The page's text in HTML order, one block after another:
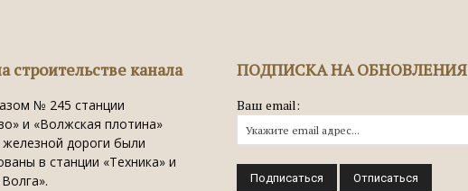
строительстве канала
№ 245 станции
и «Волжская плотина»
дороги были
в станции «Техника» и
ПОДПИСКА НА ОБНОВЛЕНИЯ
Ваш email: